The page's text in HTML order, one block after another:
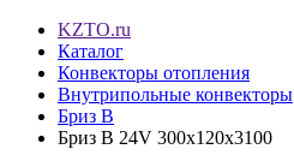
KZTO.ru
Каталог
Конвекторы отопления
Внутрипольные конвекторы
Бриз В
Бриз В 24V 300x120x3100